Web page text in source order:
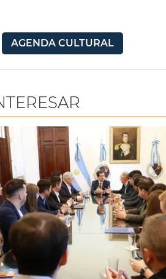
AGENDA CULTURAL